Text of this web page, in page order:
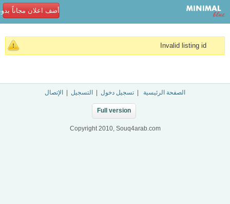
أضف اعلان مجاناً
Invalid listing id
الصفحة الرئيسية تسجيل دخول التسجيل الإتصال
Full version
Copyright 2010, Souq4arab.com